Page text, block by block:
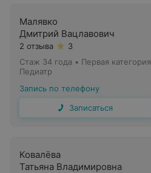
Малявко
Дмитрий Вацлавович
2 отзыва
3
Стаж 34 года • Первая категория
Педиатр
Запись по телефону
Записаться
Ковалёва
Татьяна Владимировна